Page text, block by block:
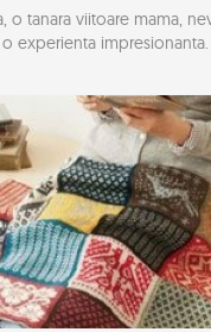
o tanara viitoare mama,
experienta impresionanta.